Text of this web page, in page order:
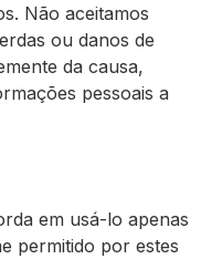
Não aceitamos
ou danos de
da causa,
pessoais a
em usá-lo apenas
permitido por estes